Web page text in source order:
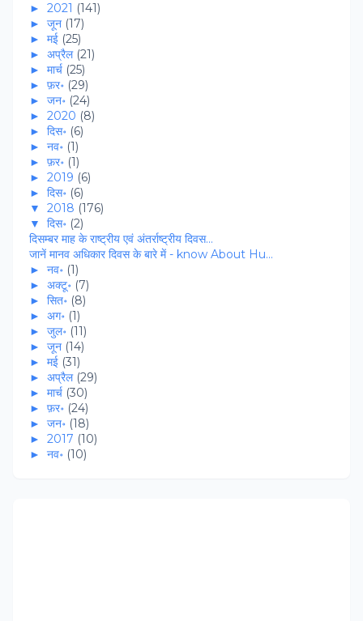
► 2021 (141)
► जून (17)
► मई (25)
► अप्रैल (21)
► मार्च (25)
► फ़र॰ (29)
► जन॰ (24)
► 2020 (8)
► दिस॰ (6)
► नव॰ (1)
► फ़र॰ (1)
► 2019 (6)
► दिस॰ (6)
▼
2018 (176)
▼
दिस॰ (2)
दिसम्‍बर माह के राष्‍ट्रीय एवं अंतर्राष्ट्रीय दिवस...
जानें मानव अधिकार दिवस के बारे में - know About Hu...
► नव॰ (1)
► अक्टू॰ (7)
► सित॰ (8)
► अग॰ (1)
► जुल॰ (11)
► जून (14)
► मई (31)
► अप्रैल (29)
► मार्च (30)
► फ़र॰ (24)
► जन॰ (18)
► 2017 (10)
► नव॰ (10)